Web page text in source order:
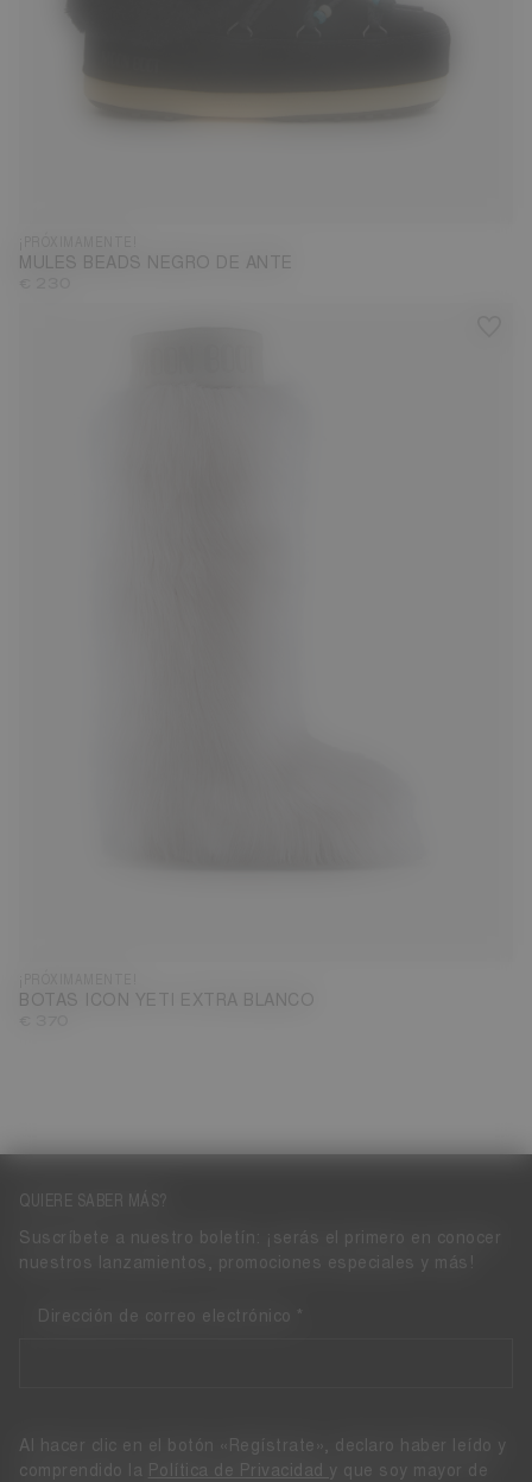
MULES BEADS NEGRO DE ANTE
BOTAS ICON YETI EXTRA BLANCO
QUIERE SABER MÁS?
Suscríbete a nuestro boletín: ¡serás el primero en conocer
nuestros lanzamientos, promociones especiales y más!
Dirección de correo electrónico
Al hacer clic en el botón «Regístrate», declaro haber leído y
comprendido la
Política de Privacidad
y que soy mayor de